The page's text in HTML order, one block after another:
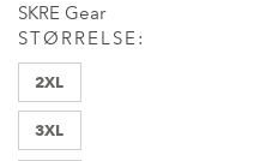
SKRE Gear
STØRRELSE:
2XL
3XL